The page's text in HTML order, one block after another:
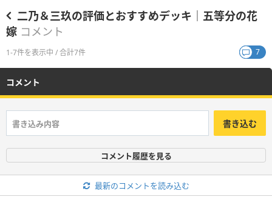
二乃＆三玖の評価とおすすめデッキ｜五等分の花
嫁 コメント
1-7件を表示中 / 合計7件 7
コメント
書き込む
コメント履歴を見る
最新のコメントを読み込む